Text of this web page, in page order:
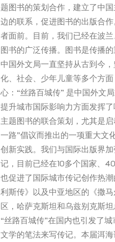
题图书的策划合作，建立了中
边的联系，促进图书的出版合
者面前。目前，我们已经在波
图书的广泛传播。图书是传播
中国外文局一直坚持从古到今
化、社会、少年儿童等多个方
心：“丝路百城传” 是中国外文
提升城市国际影响力方面发挥
主题图书的联合策划，尤其是
一路”倡议而推出的一项重大文
创新实践。我们与国际出版界
记，目前已经在10多个国家、
也促进了国际城市传记创作热
利斯传》以及中亚地区的《撒
区，哈萨克斯坦和乌兹别克斯
“丝路百城传”在国内也引发了
文学的笔法来写传记。本届洱